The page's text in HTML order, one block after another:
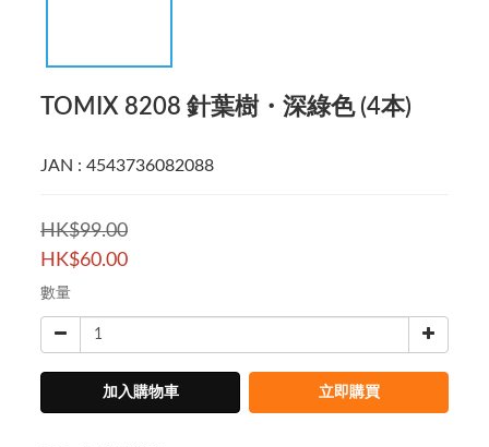
TOMIX 8208 針葉樹・深綠色 (4本)
JAN : 4543736082088
HK$99.00
HK$60.00
數量
加入購物車 立即購買